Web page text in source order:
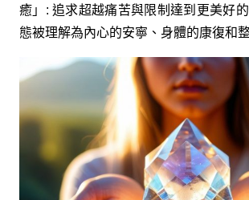
癒」: 追求超越痛苦與限制達到更美好
態被理解為內心的安寧、身體的康復和